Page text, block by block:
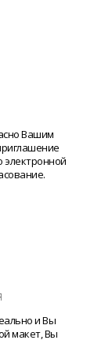
Вашим
электронной
и Вы
макет, Вы